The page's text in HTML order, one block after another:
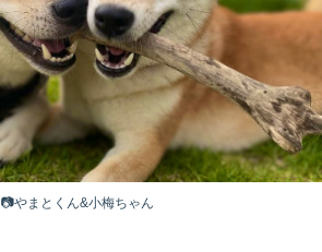
📷やまとくん&小梅ちゃん